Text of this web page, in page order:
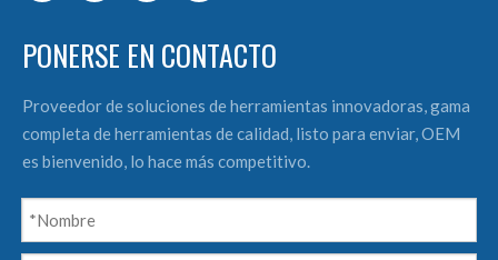
PONERSE EN CONTACTO
Proveedor de soluciones de herramientas innovadoras, gama
completa de herramientas de calidad, listo para enviar, OEM
es bienvenido, lo hace más competitivo.